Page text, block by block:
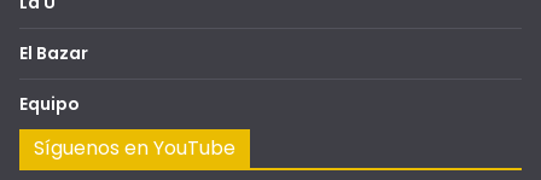
El Bazar
Equipo
Síguenos en YouTube